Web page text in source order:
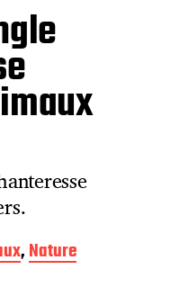
,Nature